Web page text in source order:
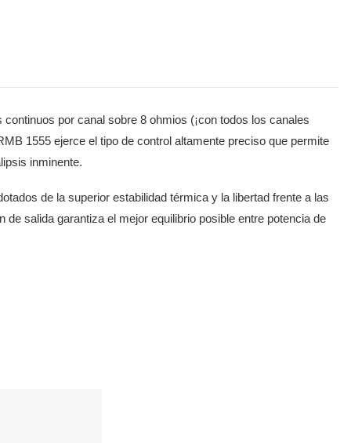
por canal sobre 8 ohmios (¡con todos los canales
1555 ejerce el tipo de control altamente preciso que permite
inminente.
de la superior estabilidad térmica y la libertad frente a las
salida garantiza el mejor equilibrio posible entre potencia de